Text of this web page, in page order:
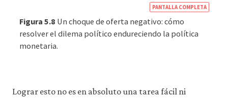
PANTALLA COMPLETA
Figura 5.8 Un choque de oferta negativo: cómo
resolver el dilema político endureciendo la política
monetaria.
Lograr esto no es en absoluto una tarea fácil ni